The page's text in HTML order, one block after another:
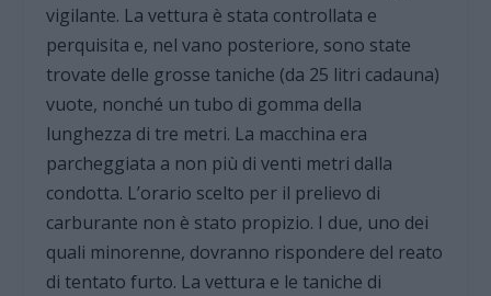
vigilante. La vettura è stata controllata e
perquisita e, nel vano posteriore, sono state
trovate delle grosse taniche (da 25 litri cadauna)
vuote, nonché un tubo di gomma della
lunghezza di tre metri. La macchina era
parcheggiata a non più di venti metri dalla
condotta. L’orario scelto per il prelievo di
carburante non è stato propizio. I due, uno dei
quali minorenne, dovranno rispondere del reato
di tentato furto. La vettura e le taniche di